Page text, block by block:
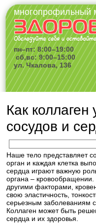
многопрофильный
пн–пт: 8:00–19:00
сб,вс: 9:00–15:00
ул. Чкалова, 136
Как
сосудов и
Наше тело представляет
орган и каждая клетка
сердца играют важную
органа –
другими факторами,
свою эластичность,
серьезным заболеваниям
Коллаген может быть
сердца и их здоровья.